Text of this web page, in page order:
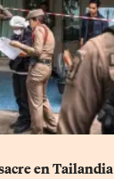
en Tailandia